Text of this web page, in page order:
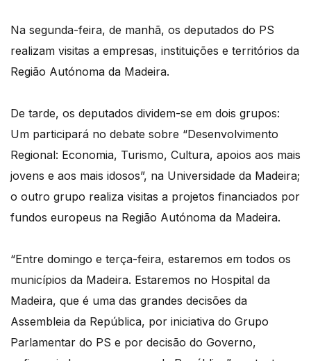
Na segunda-feira, de manhã, os deputados do PS
realizam visitas a empresas, instituições e territórios da
Região Autónoma da Madeira.
De tarde, os deputados dividem-se em dois grupos:
Um participará no debate sobre “Desenvolvimento
Regional: Economia, Turismo, Cultura, apoios aos mais
jovens e aos mais idosos”, na Universidade da Madeira;
o outro grupo realiza visitas a projetos financiados por
fundos europeus na Região Autónoma da Madeira.
“Entre domingo e terça-feira, estaremos em todos os
municípios da Madeira. Estaremos no Hospital da
Madeira, que é uma das grandes decisões da
Assembleia da República, por iniciativa do Grupo
Parlamentar do PS e por decisão do Governo,